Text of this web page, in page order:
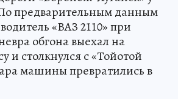
предварительным данным
«ВАЗ 2110» при
обгона выехал на
и столкнулся с «Тойотой
машины превратились в